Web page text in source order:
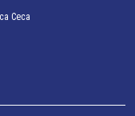
Ceca